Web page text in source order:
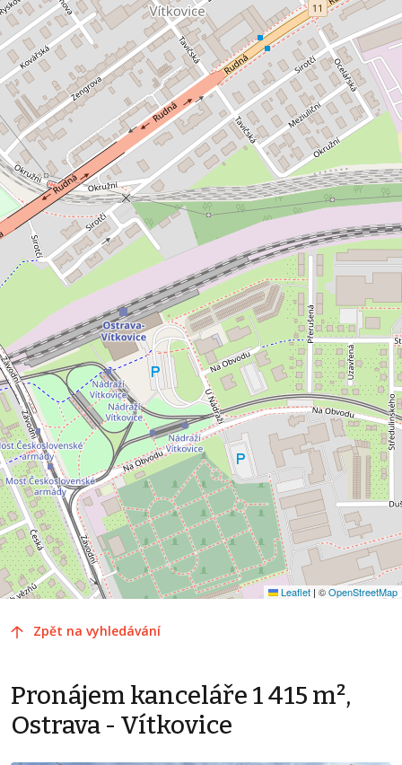
Leaflet | ©OpenStreetMap
Zpět na vyhledávání
Pronájem kanceláře 1 415 m²,
Ostrava - Vítkovice